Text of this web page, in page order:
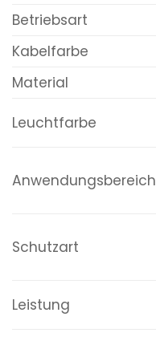
Betriebsart
Kabelfarbe
Material
Leuchtfarbe
Anwendungsbereich
Schutzart
Leistung